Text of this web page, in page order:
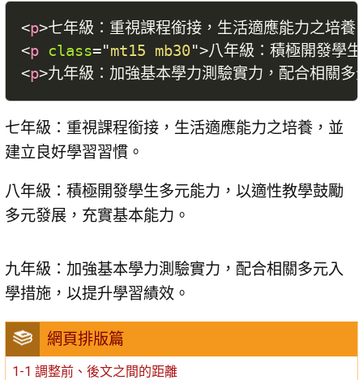
網頁排版篇
1-1 調整前、後文之間的距離
<p>七年級：重視課程銜接，生活適應能力之培
<p class="mt15 mb30">八年級：積極開發學
<p>九年級：加強基本學力測驗實力，配合相關
七年級：重視課程銜接，生活適應能力之培養，並
建立良好學習習慣。
八年級：積極開發學生多元能力，以適性教學鼓勵
多元發展，充實基本能力。
九年級：加強基本學力測驗實力，配合相關多元入
學措施，以提升學習績效。